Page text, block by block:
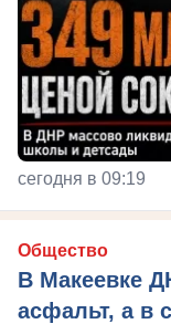
сегодня в 09:19
Общество
В Макеевке
асфальт, а в